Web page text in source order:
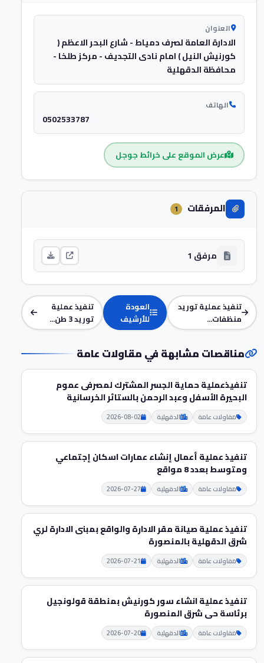
العنوان
الادارة العامة لصرف دمياط - شارع البحر الاعظم (
كورنيش النيل ) امام نادى التجديف - مركز طلخا -
محافظة الدقهلية
الهاتف
0502533787
عرض الموقع على خرائط جوجل
المرفقات 1
مرفق 1
تنفيذ عملية توريد
منظفات...
العودة
للأرشيف
تنفيذ عملية
توريد 3 طن...
مناقصات مشابهة في مقاولات عامة
تنفيذعملية حماية الجسر المشترك لمصرفى عموم
البحيرة الأسفل وعبد الرحمن بالستائر الخرسانية
مقاولات عامة الدقهلية 2026-08-02
تنفيذ عملية أعمال إنشاء عمارات اسكان إجتماعي
ومتوسط بعدد 8 مواقع
مقاولات عامة الدقهلية 2026-07-27
تنفيذ عملية صيانة مقر الادارة والواقع بمبنى الادارة لري
شرق الدقهلية بالمنصورة
مقاولات عامة الدقهلية 2026-07-21
تنفيذ عملية انشاء سور كورنيش بمنطقة قولونجيل
برئاسة حى شرق المنصورة
مقاولات عامة الدقهلية 2026-07-20